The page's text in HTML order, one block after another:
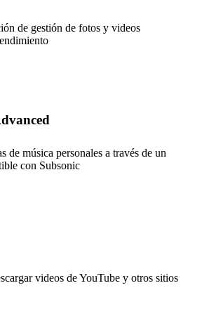
de gestión de fotos y videos
de música personales a través de un
con Subsonic
videos de YouTube y otros sitios